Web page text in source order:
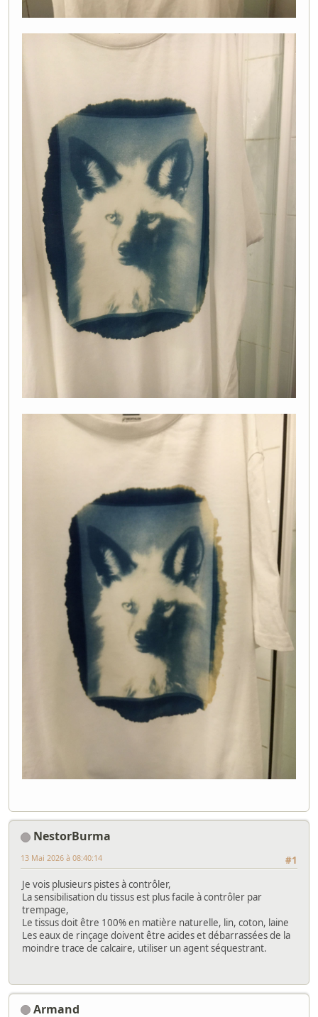
NestorBurma
#1
13 Mai 2026 à 08:40:14
Je vois plusieurs pistes à contrôler,
La sensibilisation du tissus est plus facile à contrôler par
trempage,
Le tissus doit être 100% en matière naturelle, lin, coton, laine
Les eaux de rinçage doivent être acides et débarrassées de la
moindre trace de calcaire, utiliser un agent séquestrant.
Armand